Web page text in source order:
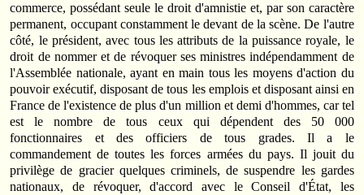
commerce, possédant seule le droit d'amnistie et, par son caractère
permanent, occupant constamment le devant de la scène. De l'autre
côté, le président, avec tous les attributs de la puissance royale, le
droit de nommer et de révoquer ses ministres indépendamment de
l'Assemblée nationale, ayant en main tous les moyens d'action du
pouvoir exécutif, disposant de tous les emplois et disposant ainsi en
France de l'existence de plus d'un million et demi d'hommes, car tel
est le nombre de tous ceux qui dépendent des 50 000
fonctionnaires et des officiers de tous grades. Il a le
commandement de toutes les forces armées du pays. Il jouit du
privilège de gracier quelques criminels, de suspendre les gardes
nationaux, de révoquer, d'accord avec le Conseil d'État, les